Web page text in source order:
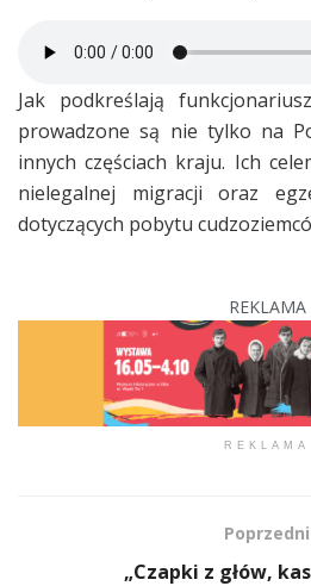
Jak podkreślają
prowadzone są nie tylko na
innych częściach kraju. Ich
nielegalnej migracji oraz
dotyczących pobytu
REKLAMA
REKLAMA
Poprzedni
„Czapki z głów,